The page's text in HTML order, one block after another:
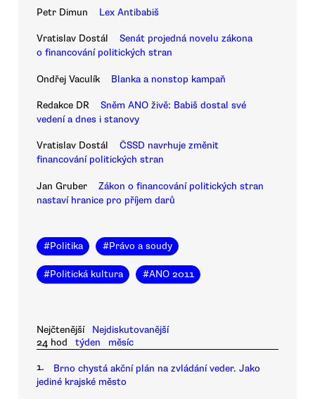
Petr Dimun Lex Antibabiš
Vratislav Dostál
Senát projedná novelu zákona
o financování politických stran
Ondřej Vaculík Blanka a nonstop kampaň
Redakce DR
Sněm ANO živě: Babiš dostal své
vedení a dnes i stanovy
Vratislav Dostál
ČSSD navrhuje změnit
financování politických stran
Jan Gruber
Zákon o financování politických stran
nastaví hranice pro příjem darů
#Politika #Právo a soudy
#Politická kultura #ANO 2011
Nejčtenější
Nejdiskutovanější
24 hod
týden měsíc
1.
Brno chystá akční plán na zvládání veder. Jako
jediné krajské město